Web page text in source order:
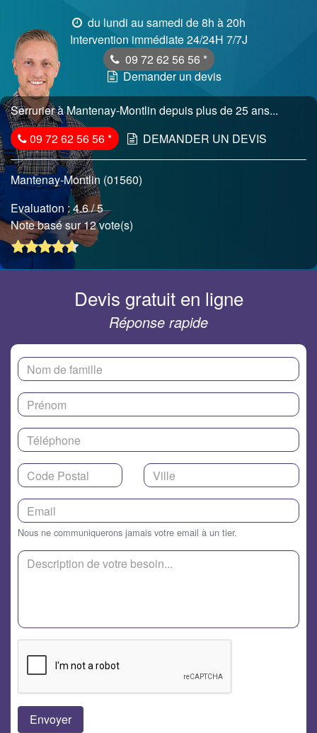
du lundi au samedi de 8h à 20h
Intervention immédiate 24/24H 7/7J
09 72 62 56 56 *
Demander un devis
Serrurier à Mantenay-Montlin depuis plus de 25 ans...
09 72 62 56 56* DEMANDER UN DEVIS
Mantenay-Montlin (01560)
Evaluation :4.6/ 5
Note basé sur 12 vote(s)
Devis gratuit en ligne
Réponse rapide
Nous ne communiquerons jamais votre email à un tier.